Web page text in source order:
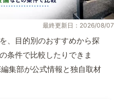
最終更新日：2026/08/07
、目的別のおすすめから探
条件で比較したりできま
集部が公式情報と独自取材